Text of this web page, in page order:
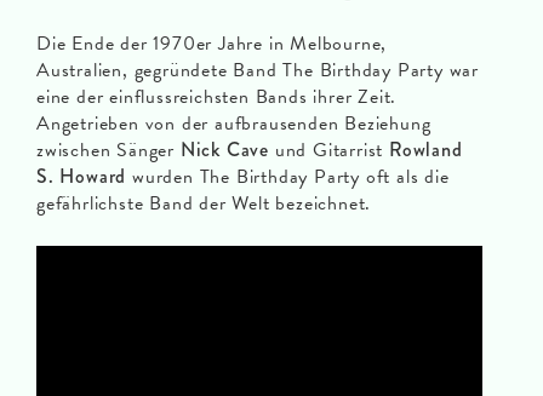
Die Ende der 1970er Jahre in Melbourne,
Australien, gegründete Band The Birthday Party war
eine der einflussreichsten Bands ihrer Zeit.
Angetrieben von der aufbrausenden Beziehung
zwischen Sänger Nick Cave und Gitarrist Rowland
S. Howard wurden The Birthday Party oft als die
gefährlichste Band der Welt bezeichnet.